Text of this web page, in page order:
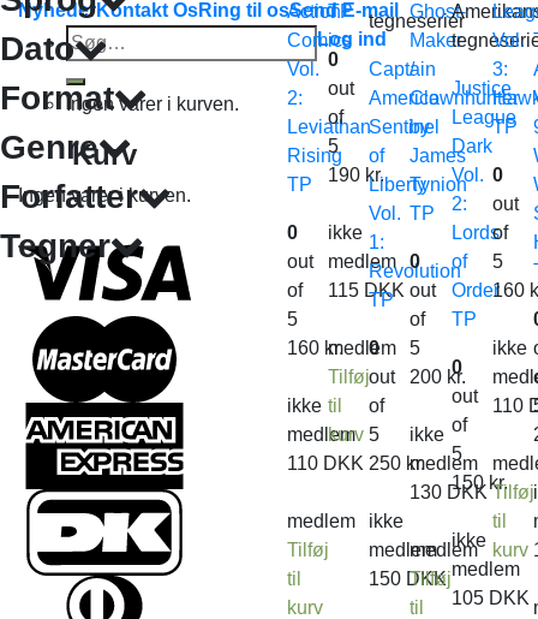
NyhederKontakt OsRing til osSend E-mail
Søg
efter:
Log ind
Ingen varer i kurven.
Kurv
Ingen varer i kurven.
Dato
Format
Genre
Forfatter
Tegner
Action
Comics
Vol.
2:
Leviathan
Rising
TP
0
out
of
5
160 kr.
ikke
medlem
110 DKK
medlem
Tilføj
til
kurv
TP
0
out
of
5
190 kr.
ikke
medlem
115 DKK
medlem
Tilføj
til
kurv
tegneserier
Captain
America
Sentinel
of
Liberty
Vol.
1:
Revolution
TP
0
out
of
5
250 kr.
ikke
medlem
150 DKK
Ghost-
Maker
/
Clownhunter
by
James
Tynion
TP
0
out
of
5
200 kr.
ikke
medlem
130 DKK
medlem
Tilføj
til
Justice
League
Dark
Vol.
2:
Lords
of
Order
TP
0
out
of
5
150 kr.
ikke
medlem
105 DKK
Vol.
3:
TP
0
out
of
5
160
ikke
110
Tilføj
til
kurv